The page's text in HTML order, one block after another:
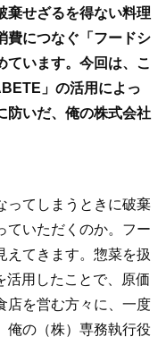
棄せざるを得ない料理
費につなぐ「フードシ
ています。今回は、こ
」の活用によっ
防いだ、俺の株式会社
ってしまうときに破棄
ていただくのか。フー
えてきます。惣菜を扱
活用したことで、原価
店を営む方々に、一度
俺の（株）専務執行役